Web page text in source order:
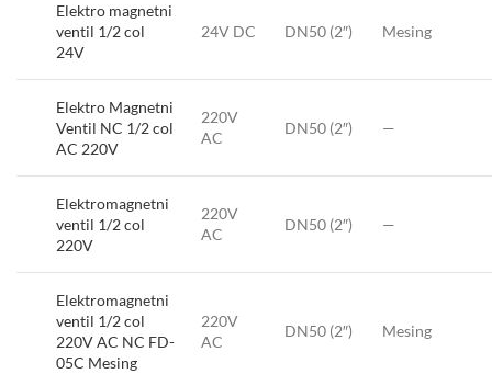
Elektro magnetni
ventil 1/2 col
24V
24V DC DN50 (2″) Mesing
Elektro Magnetni
Ventil NC 1/2 col
AC 220V
220V
AC
DN50 (2″) —
Elektromagnetni
ventil 1/2 col
220V
220V
AC
DN50 (2″) —
Elektromagnetni
ventil 1/2 col
220V AC NC FD-
05C Mesing
220V
AC
DN50 (2″) Mesing